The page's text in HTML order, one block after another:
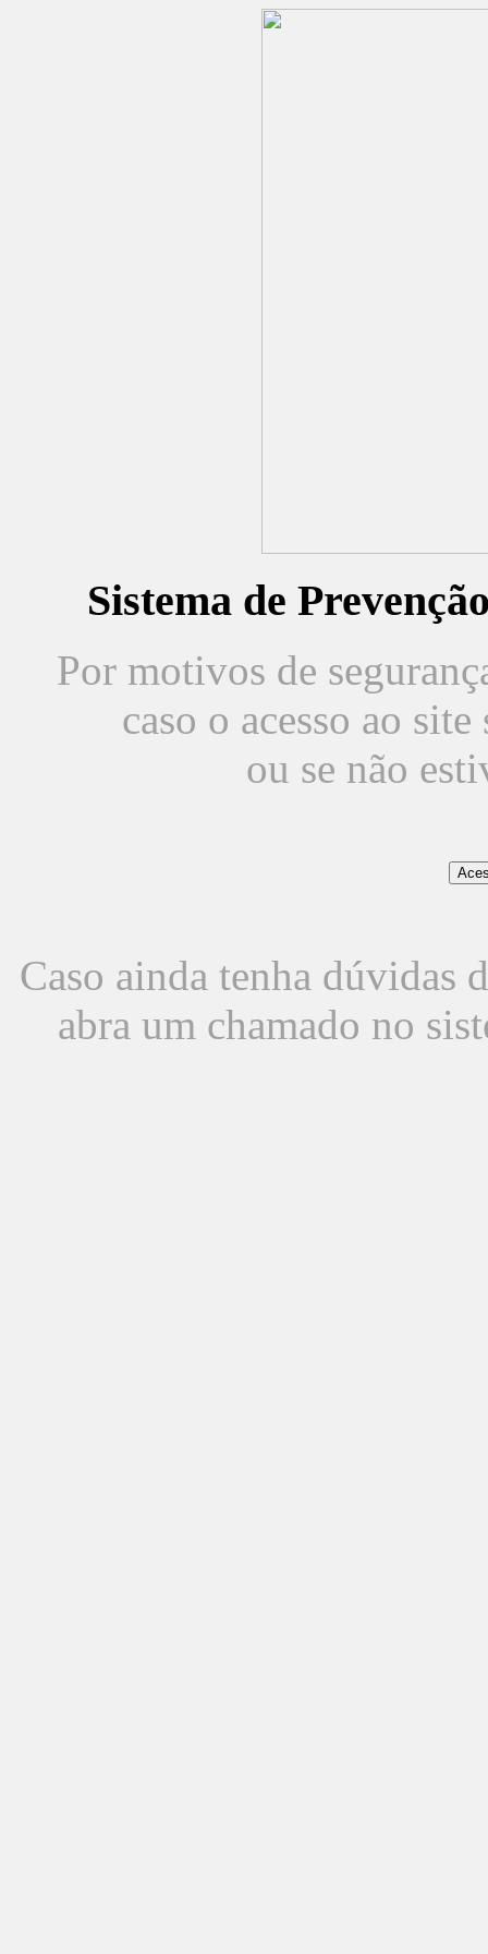
Sistema de
Por motivos de
caso o acesso ao
ou se não
Caso ainda tenha dúvidas
abra um chamado no